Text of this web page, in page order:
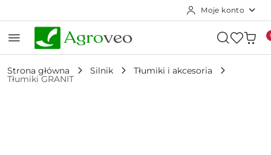
Moje konto
Strona główna Silnik Tłumiki i akcesoria
Tłumiki GRANIT